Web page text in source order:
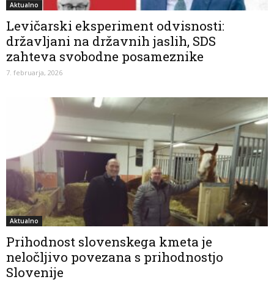
Aktualno
Levičarski eksperiment odvisnosti:
državljani na državnih jaslih, SDS
zahteva svobodne posameznike
7. februarja, 2026
Aktualno
Prihodnost slovenskega kmeta je
neločljivo povezana s prihodnostjo
Slovenije